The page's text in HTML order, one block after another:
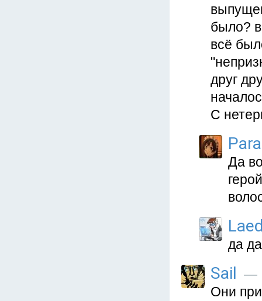
было?
всё
друг
С
Да
да
Sail —
Они